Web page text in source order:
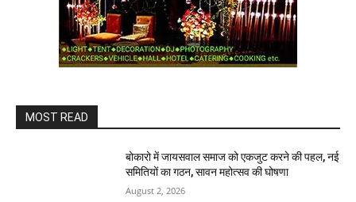
MOST READ
बोकारो में जायसवाल समाज को एकजुट करने की पहल, नई
समितियों का गठन, सावन महोत्सव की घोषणा
August 2, 2026